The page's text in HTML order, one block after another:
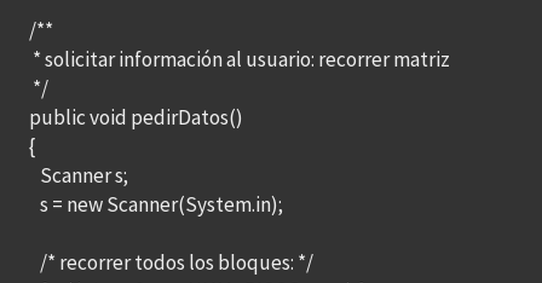
/**
* solicitar información al usuario: recorrer matriz
*/
public void pedirDatos()
{
Scanner s;
s = new Scanner(System.in);
/* recorrer todos los bloques: */